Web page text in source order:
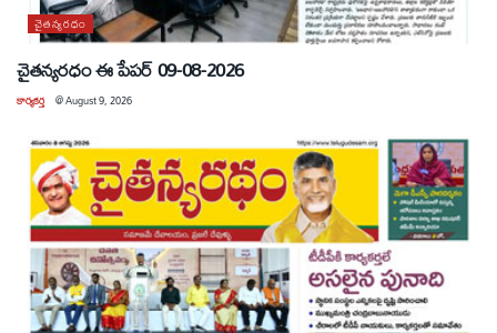
చైతన్యరధం
చైతన్యరధం ఈ పేపర్ 09-08-2026
కార్యకర్త @August 9, 2026